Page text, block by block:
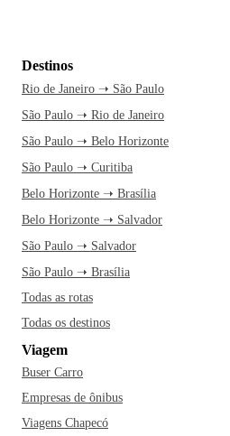
Destinos
Rio de Janeiro ➝ São Paulo
São Paulo ➝ Rio de Janeiro
São Paulo ➝ Belo Horizonte
São Paulo ➝ Curitiba
Belo Horizonte ➝ Brasília
Belo Horizonte ➝ Salvador
São Paulo ➝ Salvador
São Paulo ➝ Brasília
Todas as rotas
Todas os destinos
Viagem
Buser Carro
Empresas de ônibus
Viagens Chapecó